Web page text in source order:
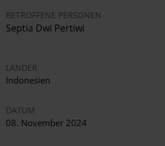
BETROFFENE PERSONEN
Septia Dwi Pertiwi
LÄNDER
Indonesien
DATUM
08. November 2024